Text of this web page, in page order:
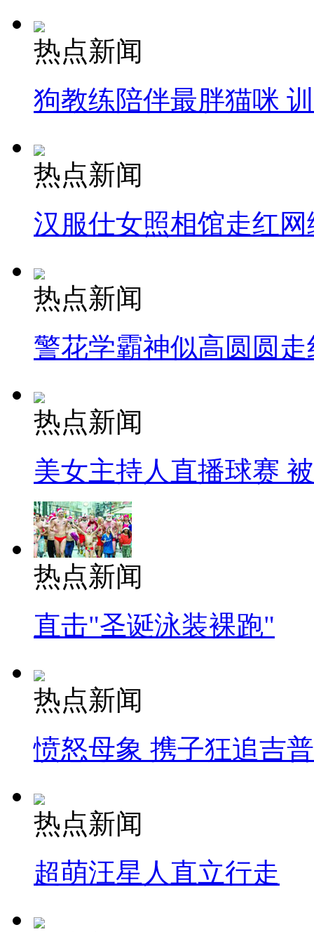
热点新闻
狗教练陪伴最胖猫咪
热点新闻
汉服仕女照相馆走红网
热点新闻
警花学霸神似高圆圆走
热点新闻
美女主持人直播球赛
热点新闻
直击"圣诞泳装裸跑"
热点新闻
愤怒母象 携子狂追吉
热点新闻
超萌汪星人直立行走